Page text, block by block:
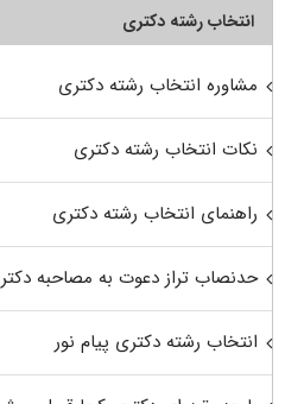
انتخاب رشته دکتری
مشاوره انتخاب رشته دکتری
نکات انتخاب رشته دکتری
راهنمای انتخاب رشته دکتری
حدنصاب تراز دعوت به مصاحبه
انتخاب رشته دکتری پیام نور